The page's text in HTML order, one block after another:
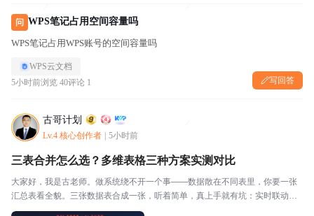
问 WPS笔记占用空间容量吗
WPS笔记占用WPS账号的空间容量吗
WPS云文档
5小时前浏览 40评论 1 写回答
古哥计划
Lv.4 核心创作者 5小时前
三表合并怎么选？多维表格三种方案实测对比
大家好，我是古老师。做系统绕不开一个事——数据散在不同表里，你要一张
汇总表看全貌。三张数据表合成一张，听着简单，真上手就有坑：实时联动要
不要？能不能加字段？数据量大了扛不扛得住？我实测了三种方案，今天一次